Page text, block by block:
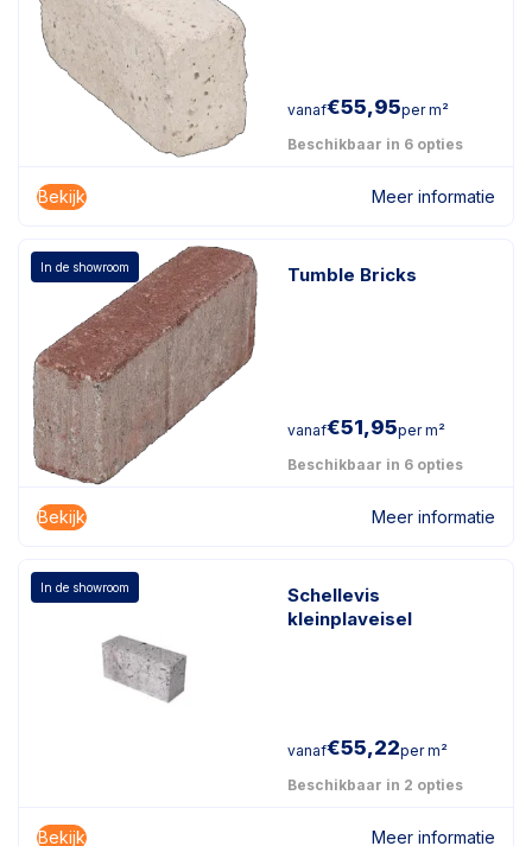
vanaf€55,95per m²
Beschikbaar in 6 opties
Bekijk Meer informatie
In de showroom Tumble Bricks
vanaf€51,95per m²
Beschikbaar in 6 opties
Bekijk Meer informatie
In de showroom
Schellevis
kleinplaveisel
vanaf€55,22per m²
Beschikbaar in 2 opties
Bekijk Meer informatie